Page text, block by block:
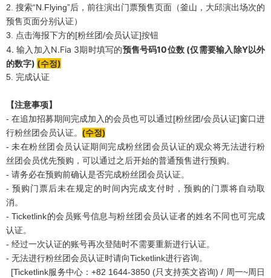
2. 搜索“N.Flying”后，前往演出门票预售页面（釜山，大邱演出场次的
预售页面分别认证）
3. 点击海报下方的[粉丝团/会员认证]按钮
4.输入加入 N.Fia 3期时填写的预售号码10位数 (仅需要输入除Y以外
的数字) (수정)
5. 完成认证
【注意事项】
- 在追加招募期间完成加入的会员也可以通过[粉丝团/会员认证]窗口进
行粉丝团会员认证。 (수정)
- 未在粉丝团会员认证期间完成粉丝团会员认证的观众将无法进行粉
丝团会员优先预购，可以通过之后开始的普通预售进行预购。
- 请务必在预购前确认是否完成粉丝团会员认证。
- 预购门票后未在规定的时间内完成支付时，预购的门票将自动取
消。
- Ticketlink的会员账号信息与粉丝团会员认证者的姓名不同也可完成
认证。
- 经过一次认证的账号再次登陆时不需要重新进行认证。
- 无法进行粉丝团会员认证时请向Ticketlink进行咨询。
[Ticketlink服务中心：+82 1644-3850 (只支持英文咨询) / 周一~周日